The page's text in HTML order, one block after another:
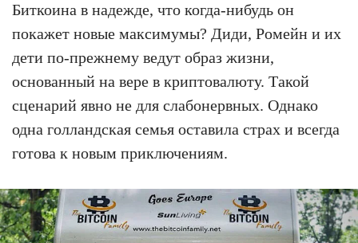
Биткоина в надежде, что когда-нибудь он
покажет новые максимумы? Диди, Ромейн и их
дети по-прежнему ведут образ жизни,
основанный на вере в криптовалюту. Такой
сценарий явно не для слабонервных. Однако
одна голландская семья оставила страх и всегда
готова к новым приключениям.